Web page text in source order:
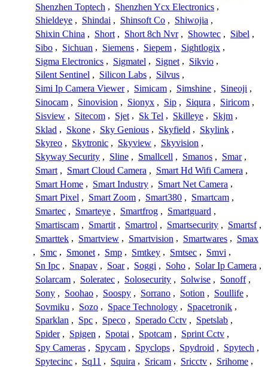
Shenzhen Toptech , Shenzhen Ycx Electronics ,
Shieldeye , Shindai , Shinsoft Co , Shiwojia ,
Shixin China , Short , Short 8ch Nvr , Showtec , Sibel ,
Sibo , Sichuan , Siemens , Siepem , Sightlogix ,
Sigma Electronics , Sigmatel , Signet , Sikvio ,
Silent Sentinel , Silicon Labs , Silvus ,
Simi Ip Camera Viewer , Simicam , Simshine , Sineoji ,
Sinocam , Sinovision , Sionyx , Sip , Siqura , Siricom ,
Sisview , Sitecom , Sjet , Sk Tel , Skilleye , Skjm ,
Sklad , Skone , Sky Genious , Skyfield , Skylink ,
Skyreo , Skytronic , Skyview , Skyvision ,
Skyway Security , Sline , Smallcell , Smanos , Smar ,
Smart , Smart Cloud Camera , Smart Hd Wifi Camera ,
Smart Home , Smart Industry , Smart Net Camera ,
Smart Pixel , Smart Zoom , Smart380 , Smartcam ,
Smartec , Smarteye , Smartfrog , Smartguard ,
Smartiscam , Smartit , Smartrol , Smartsecurity , Smartsf ,
Smarttek , Smartview , Smartvision , Smartwares , Smax
, Smc , Smonet , Smp , Smtkey , Smtsec , Smvi ,
Sn Ipc , Snapav , Soar , Soggi , Soho , Solar Ip Camera ,
Solarcam , Soleratec , Solosecurity , Solwise , Sonoff ,
Sony , Soohao , Soospy , Sorrano , Sotion , Soullife ,
Sovmiku , Sozo , Space Technology , Spacetronik ,
Sparklan , Spc , Speco , Sperado Cctv , Spetslab ,
Spider , Spigen , Spotai , Spotcam , Sprint Cctv ,
Spy Cameras , Spycam , Spyclops , Spydroid , Spytech ,
Spytecinc , Sq11 , Squira , Sricam , Sricctv , Srihome ,